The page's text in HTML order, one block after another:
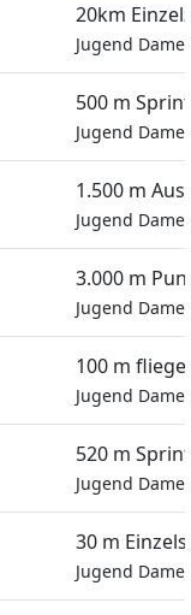
20km
Jugend
500 m
Jugend
1.500 m
Jugend
3.000 m
Jugend
100 m
Jugend
520 m
Jugend
30 m
Jugend